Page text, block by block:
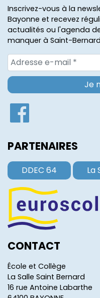
Inscrivez-vous à la
Bayonne et recevez
actualités ou l'agenda
manquer à Saint-
PARTENAIRES
DDEC 64 La
CONTACT
École et Collège
La Salle Saint Bernard
16 rue Antoine Labarthe